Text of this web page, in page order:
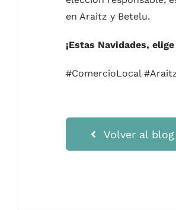
en Araitz y Betelu.
¡Estas Navidades,
#ComercioLocal
Volver al blog